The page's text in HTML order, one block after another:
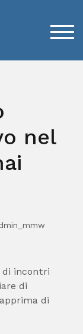
nel
di incontri
di
di